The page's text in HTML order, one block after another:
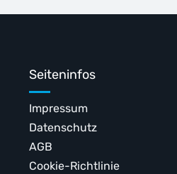
Seiteninfos
Impressum
Datenschutz
AGB
Cookie-Richtlinie